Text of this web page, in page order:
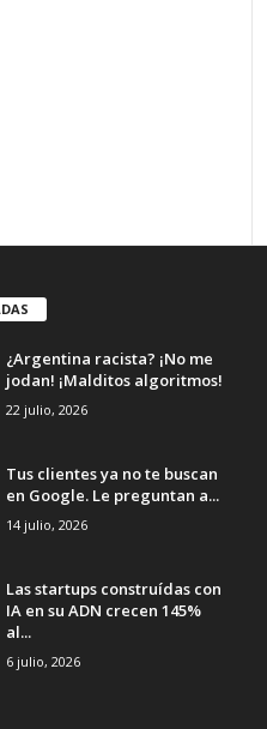
¿Argentina racista? ¡No me
jodan! ¡Malditos algoritmos!
22 julio, 2026
Tus clientes ya no te buscan
en Google. Le preguntan a...
14 julio, 2026
Las startups construídas con
IA en su ADN crecen 145%
al...
6 julio, 2026